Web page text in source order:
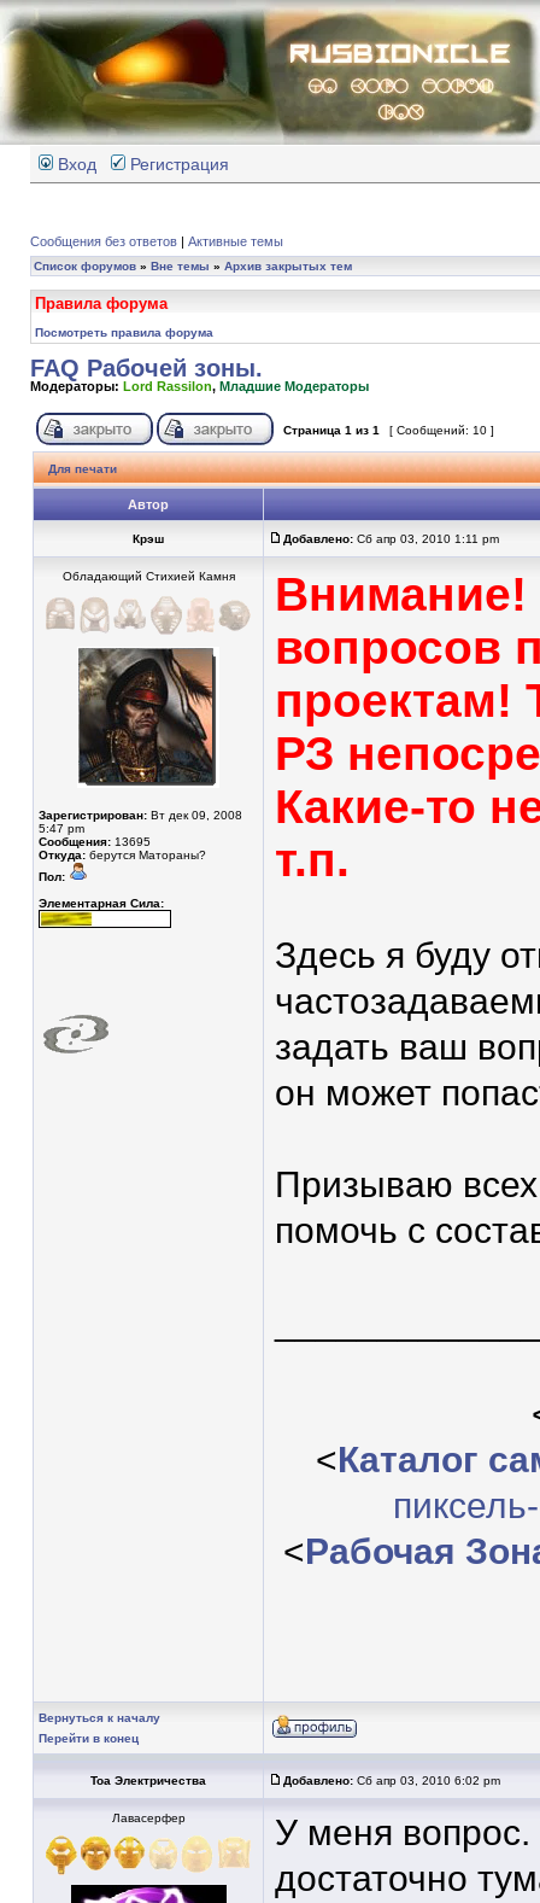
Вход Регистрация
Сообщения без ответов | Активные темы
Список форумов » Вне темы » Архив закрытых тем
Правила форума
Посмотреть правила форума
FAQ Рабочей зоны.
Модераторы: Lord Rassilon, Младшие Модераторы
Страница 1 из 1 [ Сообщений: 10 ]
Для печати
Автор
Крэш Добавлено: Сб апр 03, 2010 1:11 pm
Обладающий Стихией Камня
Зарегистрирован: Вт дек 09, 2008
5:47 pm
Сообщения: 13695
Откуда: берутся Матораны?
Пол:
Элементарная Сила:
Внимание!
вопросов
проектам!
РЗ
Какие-то
т.п.
Здесь я буду
задать ваш
он может
Призываю всех
помочь с
<Каталог
<Рабочая
Вернуться к началу
Перейти в конец
Тоа Электричества Добавлено: Сб апр 03, 2010 6:02 pm
Лавасерфер
У меня
достаточно